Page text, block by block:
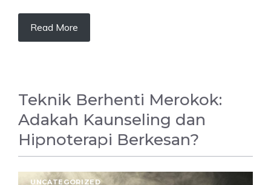
Read More
Teknik Berhenti Merokok:
Adakah Kaunseling dan
Hipnoterapi Berkesan?
UNCATEGORIZED